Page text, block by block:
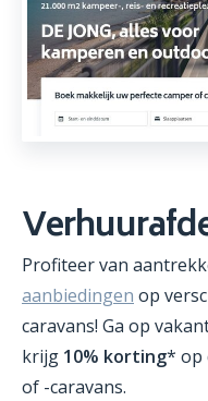
Profiteer van
aanbiedingen op
caravans! Ga op
krijg 10% korting* op
of -caravans.